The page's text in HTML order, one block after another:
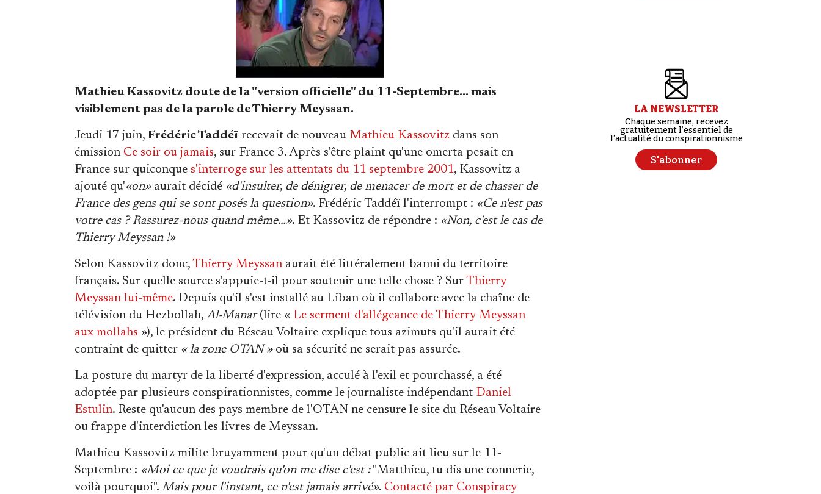
Mathieu Kassovitz doute de la "version officielle" du 11-Septembre... mais
visiblement pas de la parole de Thierry Meyssan.
Jeudi 17 juin, Frédéric Taddéï recevait de nouveau Mathieu Kassovitz dans son
émission Ce soir ou jamais, sur France 3. Après s'être plaint qu'une omerta pesait en
France sur quiconque s'interroge sur les attentats du 11 septembre 2001, Kassovitz a
ajouté qu'«on»aurait décidé «d'insulter, de dénigrer, de menacer de mort et de chasser de
France des gens qui se sont posés la question». Frédéric Taddéï l'interrompt : «Ce n'est pas
votre cas ? Rassurez-nous quand même…». Et Kassovitz de répondre : «Non, c'est le cas de
Thierry Meyssan !»
Selon Kassovitz donc, Thierry Meyssanaurait été littéralement banni du territoire
français. Sur quelle source s'appuie-t-il pour soutenir une telle chose ? Sur Thierry
Meyssan lui-même. Depuis qu'il s'est installé au Liban où il collabore avec la chaîne de
télévision du Hezbollah, Al-Manar(lire « Le serment d'allégeance de Thierry Meyssan
aux mollahs »), le président du Réseau Voltaire explique tous azimuts qu'il aurait été
contraint de quitter « la zone OTAN »où sa sécurité ne serait pas assurée.
La posture du martyr de la liberté d'expression, acculé à l'exil et pourchassé, a été
adoptée par plusieurs conspirationnistes, comme le journaliste indépendant Daniel
Estulin. Reste qu'aucun des pays membre de l'OTAN ne censure le site du Réseau Voltaire
ou frappe d'interdiction les livres de Meyssan.
Mathieu Kassovitz milite bruyamment pour qu'un débat public ait lieu sur le 11-
Septembre : «Moi ce que je voudrais qu'on me dise c'est :"Matthieu, tu dis une connerie,
voilà pourquoi". Mais pour l'instant, ce n'est jamais arrivé». Contacté par Conspiracy
LA NEWSLETTER
Chaque semaine, recevez
gratuitement l’essentiel de
l’actualité du conspirationnisme
S'abonner